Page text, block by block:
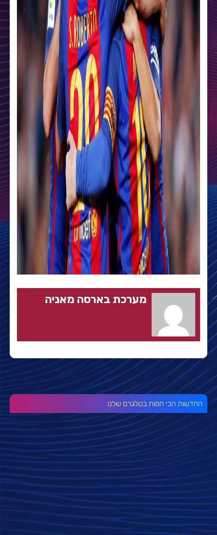
מערכת בארסה מאניה
החדשות הכי חמות בטלגרם שלנו